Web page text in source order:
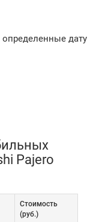
дату
Pajero
Cтоимость
(руб.)